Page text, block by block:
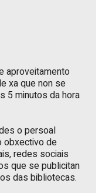
aproveitamento
xa que non se
5 minutos da hora
o persoal
obxectivo de
redes sociais
que se publicitan
das bibliotecas.